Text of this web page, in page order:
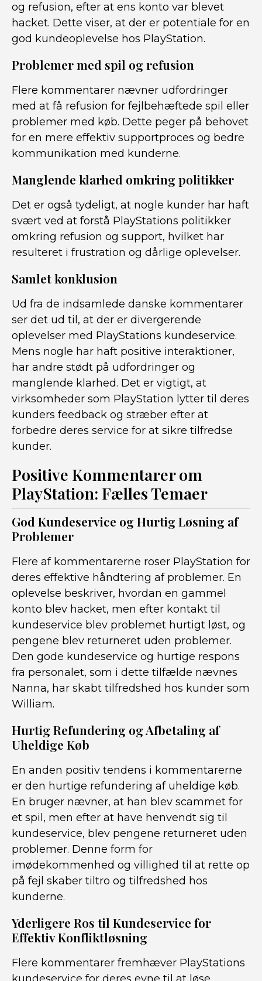
og refusion, efter at ens konto var blevet
hacket. Dette viser, at der er potentiale for en
god kundeoplevelse hos PlayStation.
Problemer med spil og refusion
Flere kommentarer nævner udfordringer
med at få refusion for fejlbehæftede spil eller
problemer med køb. Dette peger på behovet
for en mere effektiv supportproces og bedre
kommunikation med kunderne.
Manglende klarhed omkring politikker
Det er også tydeligt, at nogle kunder har haft
svært ved at forstå PlayStations politikker
omkring refusion og support, hvilket har
resulteret i frustration og dårlige oplevelser.
Samlet konklusion
Ud fra de indsamlede danske kommentarer
ser det ud til, at der er divergerende
oplevelser med PlayStations kundeservice.
Mens nogle har haft positive interaktioner,
har andre stødt på udfordringer og
manglende klarhed. Det er vigtigt, at
virksomheder som PlayStation lytter til deres
kunders feedback og stræber efter at
forbedre deres service for at sikre tilfredse
kunder.
Positive Kommentarer om
PlayStation: Fælles Temaer
God Kundeservice og Hurtig Løsning af
Problemer
Flere af kommentarerne roser PlayStation for
deres effektive håndtering af problemer. En
oplevelse beskriver, hvordan en gammel
konto blev hacket, men efter kontakt til
kundeservice blev problemet hurtigt løst, og
pengene blev returneret uden problemer.
Den gode kundeservice og hurtige respons
fra personalet, som i dette tilfælde nævnes
Nanna, har skabt tilfredshed hos kunder som
William.
Hurtig Refundering og Afbetaling af
Uheldige Køb
En anden positiv tendens i kommentarerne
er den hurtige refundering af uheldige køb.
En bruger nævner, at han blev scammet for
et spil, men efter at have henvendt sig til
kundeservice, blev pengene returneret uden
problemer. Denne form for
imødekommenhed og villighed til at rette op
på fejl skaber tiltro og tilfredshed hos
kunderne.
Yderligere Ros til Kundeservice for
Effektiv Konfliktløsning
Flere kommentarer fremhæver PlayStations